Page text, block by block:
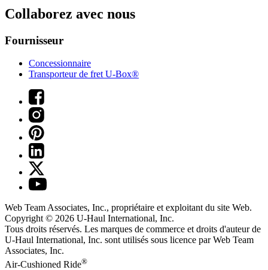
Collaborez avec nous
Fournisseur
Concessionnaire
Transporteur de fret U-Box®
Web Team Associates, Inc., propriétaire et exploitant du site Web.
Copyright © 2026 U-Haul International, Inc.
Tous droits réservés. Les marques de commerce et droits d'auteur de
U-Haul International, Inc. sont utilisés sous licence par Web Team
Associates, Inc.
Air-Cushioned Ride®